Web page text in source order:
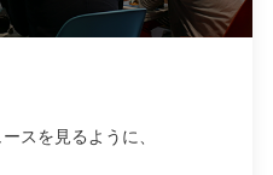
スを見るように、